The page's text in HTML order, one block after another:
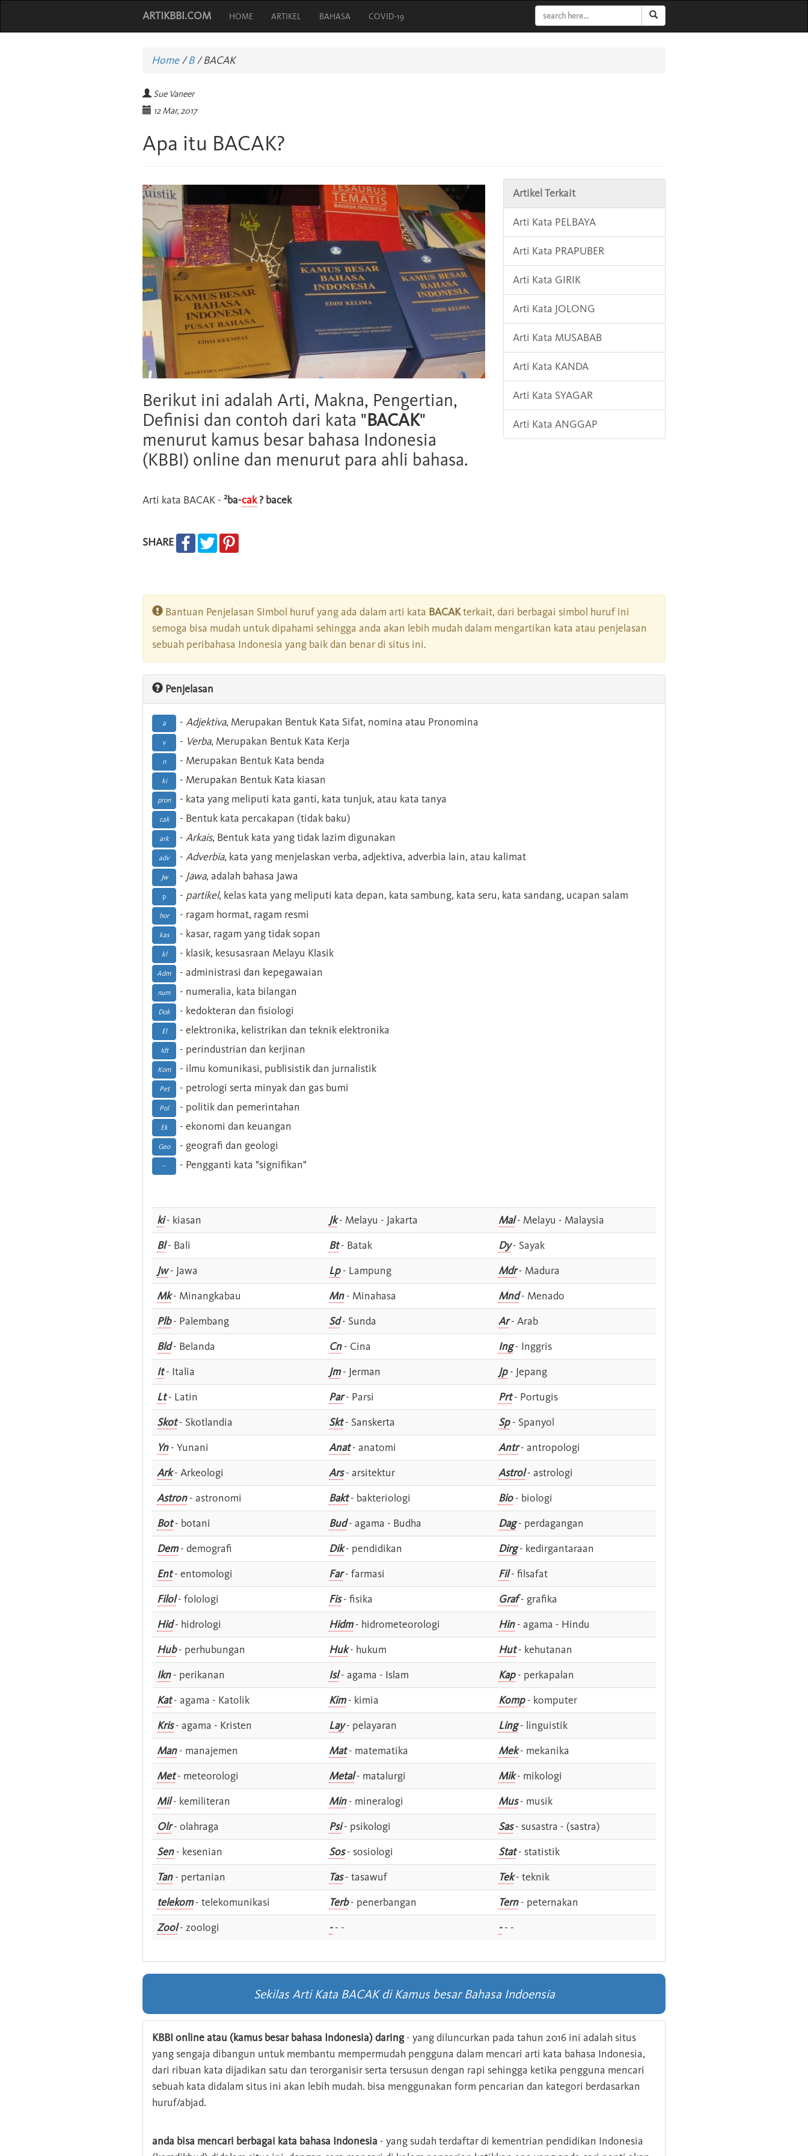
ARTIKBBI.COM HOME ARTIKEL BAHASA COVID-19
Home/B /BACAK
Sue Vaneer
12 Mar, 2017
Apa itu BACAK?
Berikut ini adalah Arti, Makna, Pengertian,
Definisi dan contoh dari kata "BACAK"
menurut kamus besar bahasa Indonesia
(KBBI) online dan menurut para ahli bahasa.
Arti kata BACAK - 2ba-cak? bacek
SHARE
Artikel Terkait
Arti Kata PELBAYA
Arti Kata PRAPUBER
Arti Kata GIRIK
Arti Kata JOLONG
Arti Kata MUSABAB
Arti Kata KANDA
Arti Kata SYAGAR
Arti Kata ANGGAP
Bantuan Penjelasan Simbol huruf yang ada dalam arti kata BACAKterkait, dari berbagai simbol huruf ini
semoga bisa mudah untuk dipahami sehingga anda akan lebih mudah dalam mengartikan kata atau penjelasan
sebuah peribahasa Indonesia yang baik dan benar di situs ini.
Penjelasan
a - Adjektiva, Merupakan Bentuk Kata Sifat, nomina atau Pronomina
v - Verba, Merupakan Bentuk Kata Kerja
n - Merupakan Bentuk Kata benda
ki - Merupakan Bentuk Kata kiasan
pron - kata yang meliputi kata ganti, kata tunjuk, atau kata tanya
cak - Bentuk kata percakapan (tidak baku)
ark - Arkais, Bentuk kata yang tidak lazim digunakan
adv - Adverbia, kata yang menjelaskan verba, adjektiva, adverbia lain, atau kalimat
Jw - Jawa, adalah bahasa Jawa
p - partikel, kelas kata yang meliputi kata depan, kata sambung, kata seru, kata sandang, ucapan salam
hor - ragam hormat, ragam resmi
kas - kasar, ragam yang tidak sopan
kl - klasik, kesusasraan Melayu Klasik
Adm - administrasi dan kepegawaian
num - numeralia, kata bilangan
Dok - kedokteran dan fisiologi
El - elektronika, kelistrikan dan teknik elektronika
Idt - perindustrian dan kerjinan
Kom - ilmu komunikasi, publisistik dan jurnalistik
Pet - petrologi serta minyak dan gas bumi
Pol - politik dan pemerintahan
Ek - ekonomi dan keuangan
Geo - geografi dan geologi
-- - Pengganti kata "signifikan"
ki- kiasan Jk- Melayu - Jakarta Mal- Melayu - Malaysia
Bl- Bali Bt- Batak Dy- Sayak
Jw- Jawa Lp- Lampung Mdr- Madura
Mk- Minangkabau Mn- Minahasa Mnd- Menado
Plb- Palembang Sd- Sunda Ar- Arab
Bld- Belanda Cn- Cina Ing- Inggris
It- Italia Jm- Jerman Jp- Jepang
Lt- Latin Par- Parsi Prt- Portugis
Skot- Skotlandia Skt- Sanskerta Sp- Spanyol
Yn- Yunani Anat- anatomi Antr- antropologi
Ark- Arkeologi Ars- arsitektur Astrol- astrologi
Astron- astronomi Bakt- bakteriologi Bio- biologi
Bot- botani Bud- agama - Budha Dag- perdagangan
Dem- demografi Dik- pendidikan Dirg- kedirgantaraan
Ent- entomologi Far- farmasi Fil- filsafat
Filol- folologi Fis- fisika Graf- grafika
Hid- hidrologi Hidm- hidrometeorologi Hin- agama - Hindu
Hub- perhubungan Huk- hukum Hut- kehutanan
Ikn- perikanan Isl- agama - Islam Kap- perkapalan
Kat- agama - Katolik Kim- kimia Komp- komputer
Kris- agama - Kristen Lay- pelayaran Ling- linguistik
Man- manajemen Mat- matematika Mek- mekanika
Met- meteorologi Metal- matalurgi Mik- mikologi
Mil- kemiliteran Min- mineralogi Mus- musik
Olr- olahraga Psi- psikologi Sas- susastra - (sastra)
Sen- kesenian Sos- sosiologi Stat- statistik
Tan- pertanian Tas- tasawuf Tek- teknik
telekom- telekomunikasi Terb- penerbangan Tern- peternakan
Zool- zoologi -- - -- -
Sekilas Arti Kata BACAK di Kamus besar Bahasa Indoensia
KBBI online atau (kamus besar bahasa Indonesia) daring- yang diluncurkan pada tahun 2016 ini adalah situs
yang sengaja dibangun untuk membantu mempermudah pengguna dalam mencari arti kata bahasa Indonesia,
dari ribuan kata dijadikan satu dan terorganisir serta tersusun dengan rapi sehingga ketika pengguna mencari
sebuah kata didalam situs ini akan lebih mudah. bisa menggunakan form pencarian dan kategori berdasarkan
huruf/abjad.
anda bisa mencari berbagai kata bahasa Indonesia - yang sudah terdaftar di kementrian pendidikan Indonesia